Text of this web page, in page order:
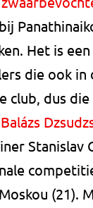
Het is
die ook
club, dus
Stanislav
(21).